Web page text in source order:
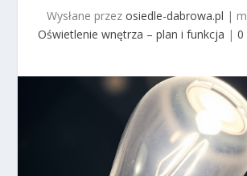
Wysłane przez osiedle-dabrowa.pl |
Oświetlenie wnętrza – plan i funkcja | 0